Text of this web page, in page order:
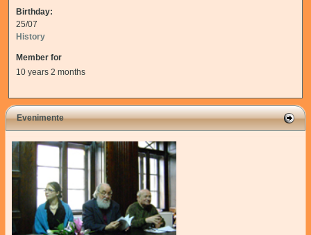
Birthday:
25/07
History
Member for
10 years 2 months
Evenimente